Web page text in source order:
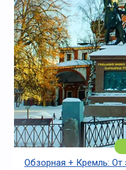
Обзорная + Кремль: От